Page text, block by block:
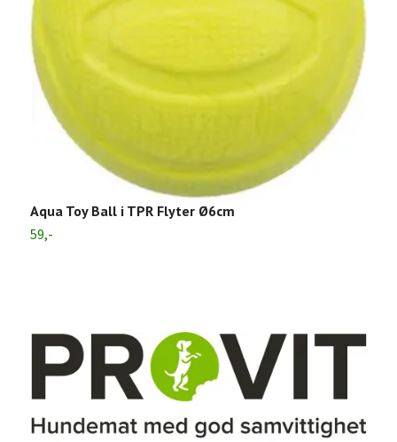
Aqua Toy Ball i TPR Flyter Ø6cm
59,-